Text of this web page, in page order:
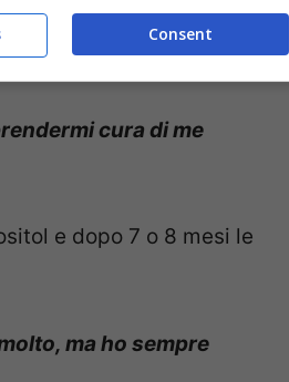
stavano
dei bambini.
cura di me
e dopo 7 o 8 mesi le
ma ho sempre
Consent